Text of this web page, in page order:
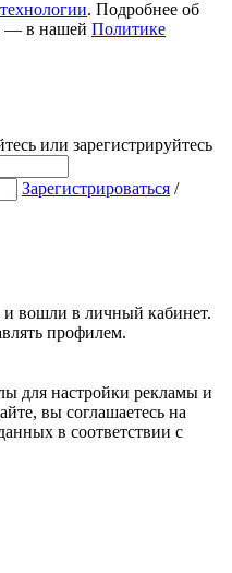
. Подробнее об
— в нашей Политике
или зарегистрируйтесь
Зарегистрироваться /
и вошли в личный кабинет.
профилем.
для настройки рекламы и
вы соглашаетесь на
в соответствии с